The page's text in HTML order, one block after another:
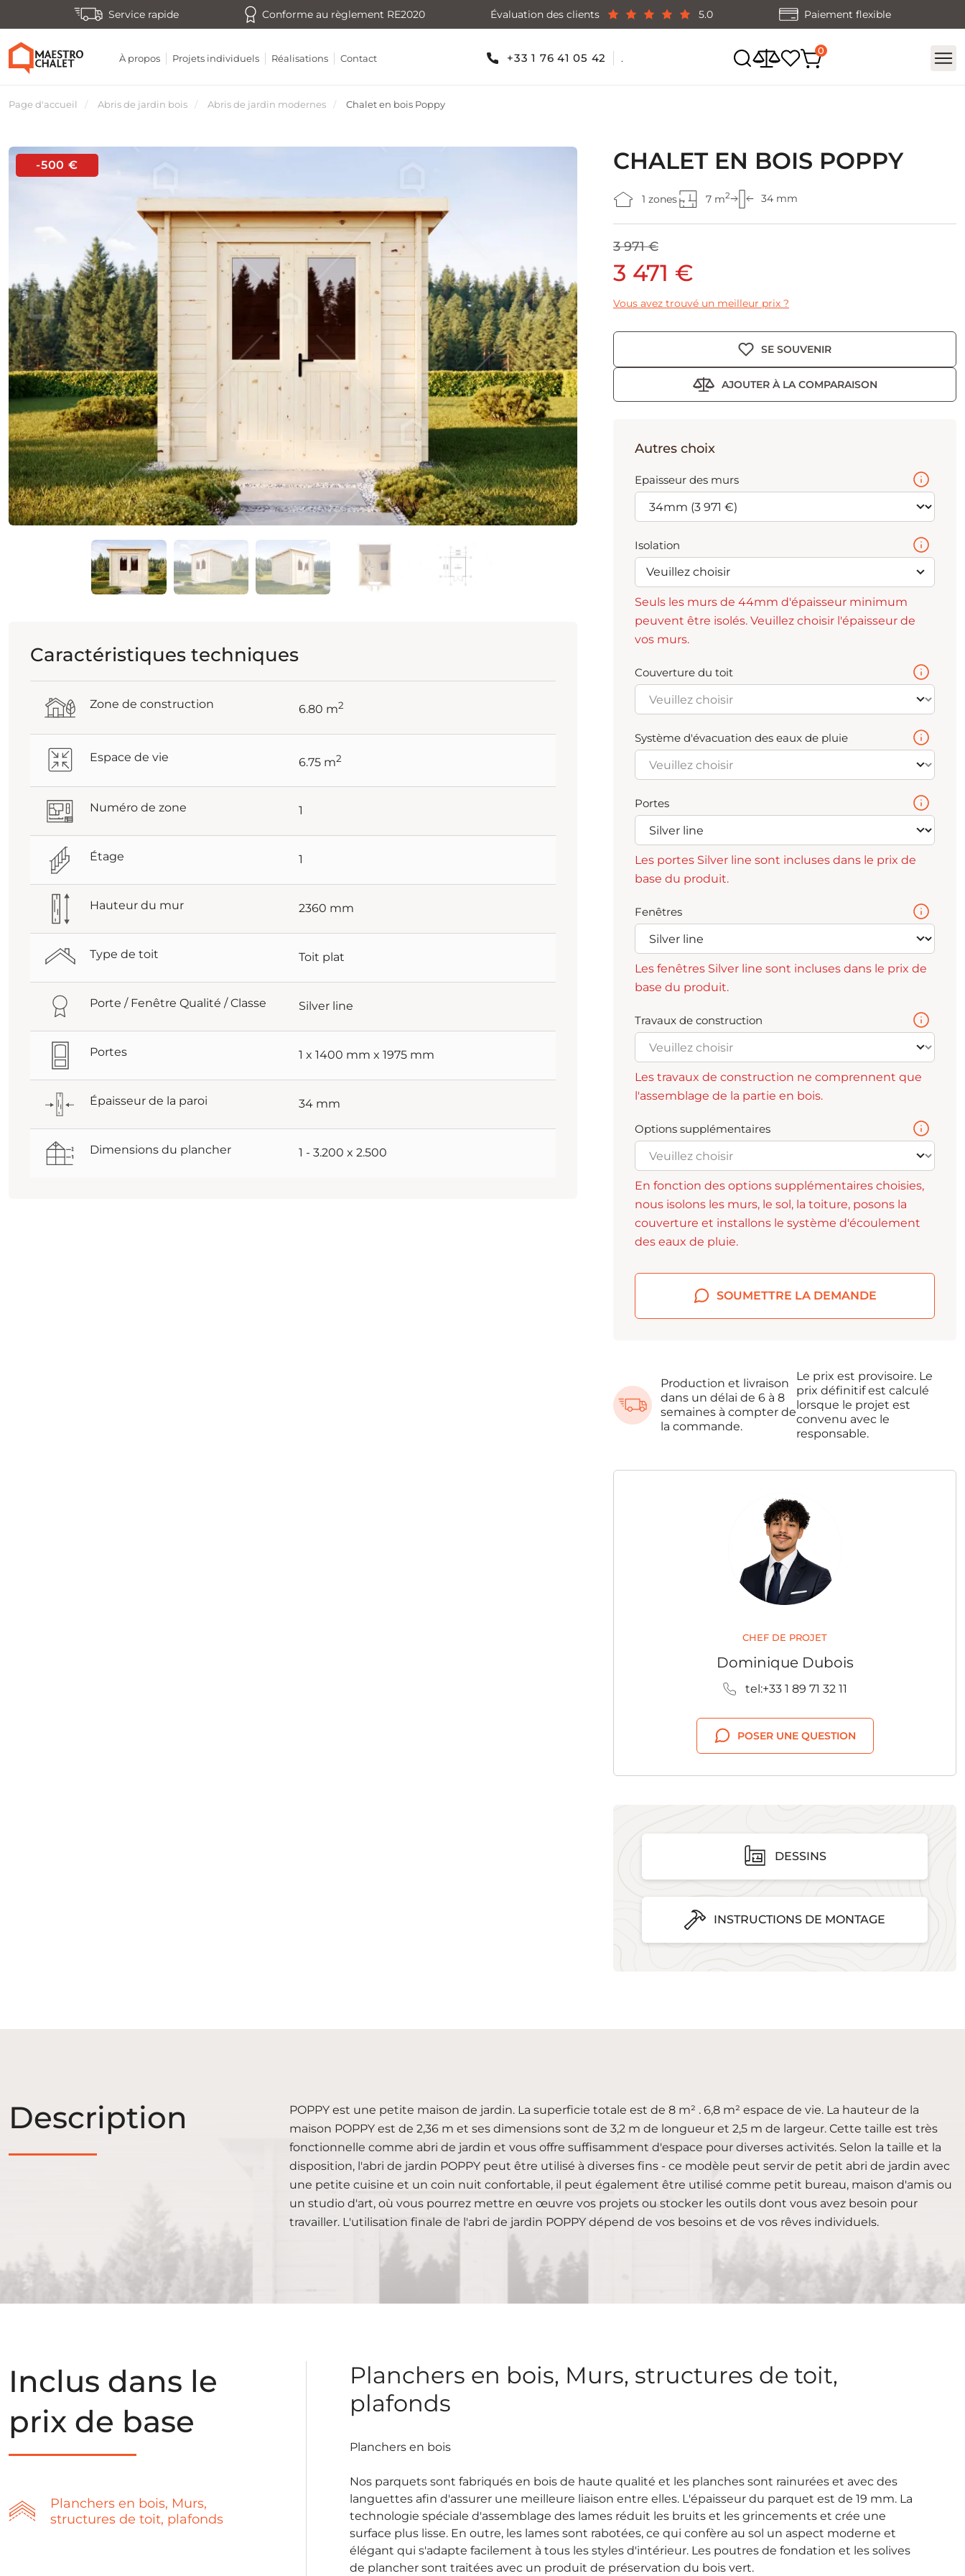
Service rapide Conforme au règlement RE2020 Évaluation des clients 5.0 Paiement flexible
À propos Projets individuels Réalisations Contact +33 1 76 41 05 42 .
Page d'accueil Abris de jardin bois Abris de jardin modernes Chalet en bois Poppy
-500 €
Caractéristiques techniques
Zone de construction 6.80 m2
Espace de vie 6.75 m2
Numéro de zone 1
Étage 1
Hauteur du mur 2360 mm
Type de toit Toit plat
Porte / Fenêtre Qualité / Classe Silver line
Portes 1 x 1400 mm x 1975 mm
Épaisseur de la paroi 34 mm
Dimensions du plancher 1 - 3.200 x 2.500
CHALET EN BOIS POPPY
1 zones 7 m2 34 mm
3 971 €
3 471 €
Vous avez trouvé un meilleur prix ?
SE SOUVENIR
AJOUTER À LA COMPARAISON
Autres choix
Epaisseur des murs
Isolation
Veuillez choisir
Seuls les murs de 44mm d'épaisseur minimum
peuvent être isolés. Veuillez choisir l'épaisseur de
vos murs.
Couverture du toit
Système d'évacuation des eaux de pluie
Portes
Les portes Silver line sont incluses dans le prix de
base du produit.
Fenêtres
Les fenêtres Silver line sont incluses dans le prix de
base du produit.
Travaux de construction
Les travaux de construction ne comprennent que
l'assemblage de la partie en bois.
Options supplémentaires
En fonction des options supplémentaires choisies,
nous isolons les murs, le sol, la toiture, posons la
couverture et installons le système d'écoulement
des eaux de pluie.
SOUMETTRE LA DEMANDE
Production et livraison
dans un délai de 6 à 8
semaines à compter de
la commande.
Le prix est provisoire. Le
prix définitif est calculé
lorsque le projet est
convenu avec le
responsable.
CHEF DE PROJET
Dominique Dubois
tel:+33 1 89 71 32 11
POSER UNE QUESTION
DESSINS
INSTRUCTIONS DE MONTAGE
Description
POPPY est une petite maison de jardin. La superficie totale est de 8 m² . 6,8 m² espace de vie. La hauteur de la
maison POPPY est de 2,36 m et ses dimensions sont de 3,2 m de longueur et 2,5 m de largeur. Cette taille est très
fonctionnelle comme abri de jardin et vous offre suffisamment d'espace pour diverses activités. Selon la taille et la
disposition, l'abri de jardin POPPY peut être utilisé à diverses fins - ce modèle peut servir de petit abri de jardin avec
une petite cuisine et un coin nuit confortable, il peut également être utilisé comme petit bureau, maison d'amis ou
un studio d'art, où vous pourrez mettre en œuvre vos projets ou stocker les outils dont vous avez besoin pour
travailler. L'utilisation finale de l'abri de jardin POPPY dépend de vos besoins et de vos rêves individuels.
Inclus dans le
prix de base
Planchers en bois, Murs,
structures de toit, plafonds
Planchers en bois, Murs, structures de toit,
plafonds
Planchers en bois
Nos parquets sont fabriqués en bois de haute qualité et les planches sont rainurées et avec des
languettes afin d'assurer une meilleure liaison entre elles. L'épaisseur du parquet est de 19 mm. La
technologie spéciale d'assemblage des lames réduit les bruits et les grincements et crée une
surface plus lisse. En outre, les lames sont rabotées, ce qui confère au sol un aspect moderne et
élégant qui s'adapte facilement à tous les styles d'intérieur. Les poutres de fondation et les solives
de plancher sont traitées avec un produit de préservation du bois vert.